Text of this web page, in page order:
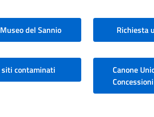
del Sannio Richiesta
contaminati
Canone